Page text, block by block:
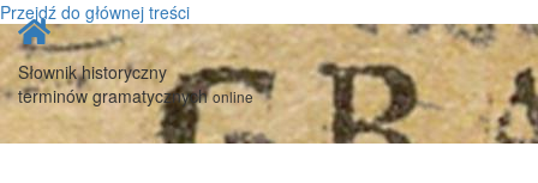
Przejdź do głównej treści
Strona
główna
Słownik historyczny
terminów gramatycznychonline